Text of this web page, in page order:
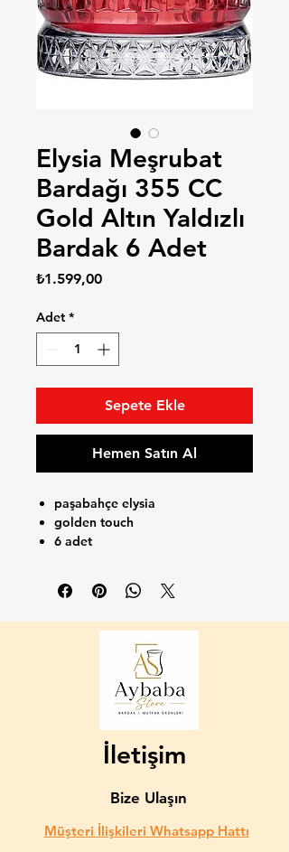
Elysia Meşrubat
Bardağı 355 CC
Gold Altın Yaldızlı
Bardak 6 Adet
₺1.599,00Fiyat
Adet *
Sepete Ekle
Hemen Satın Al
paşabahçe elysia
golden touch
6 adet
İletişim
Bize Ulaşın
Müşteri İlişkileri Whatsapp Hattı